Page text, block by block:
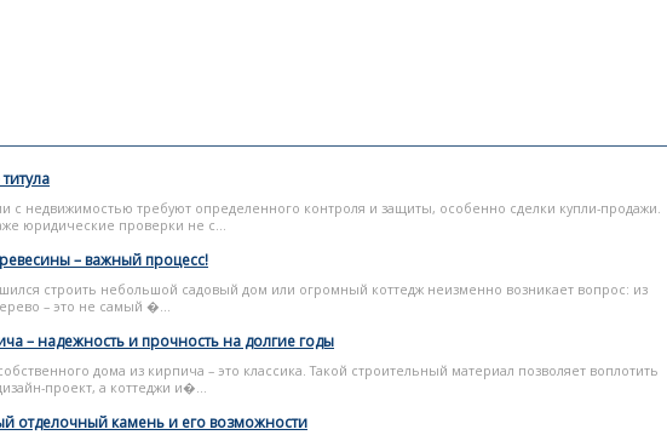
с недвижимостью требуют определенного контроля и защиты, особенно сделки купли-продажи.
юридические проверки не с...
– важный процесс!
строить небольшой садовый дом или огромный коттедж неизменно возникает вопрос: из
– это не самый �...
– надежность и прочность на долгие годы
дома из кирпича – это классика. Такой строительный материал позволяет воплотить
проект, а коттеджи и�...
отделочный камень и его возможности